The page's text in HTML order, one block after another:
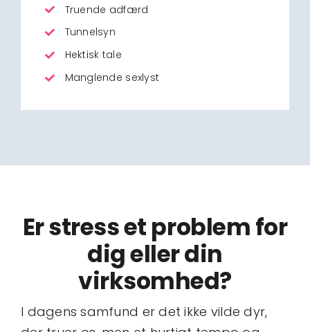
Truende adfærd
Tunnelsyn
Hektisk tale
Manglende sexlyst
Er stress et problem for
dig eller din
virksomhed?
I dagens samfund er det ikke vilde dyr,